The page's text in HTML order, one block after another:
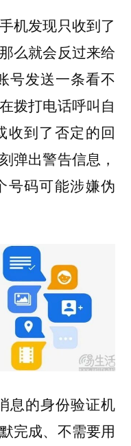
机发现只收到了
么就会反过来给
号发送一条看不
拨打电话呼叫自
收到了否定的回
弹出警告信息，
号码可能涉嫌伪
息的身份验证机
完成、不需要用